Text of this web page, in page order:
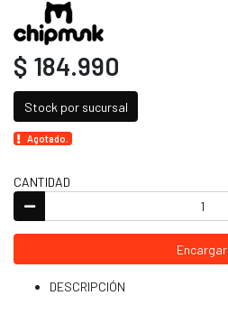
$ 184.990
Stock por sucursal
Agotado.
CANTIDAD
Encargar
DESCRIPCIÓN